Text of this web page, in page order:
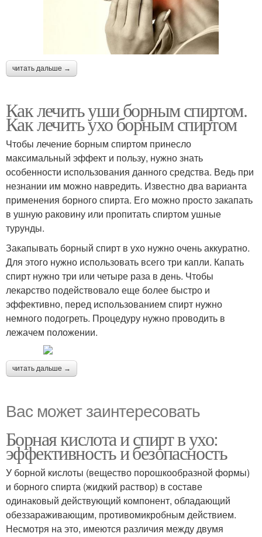
читать дальше →
Как лечить уши борным спиртом.
Как лечить ухо борным спиртом
Чтобы лечение борным спиртом принесло
максимальный эффект и пользу, нужно знать
особенности использования данного средства. Ведь при
незнании им можно навредить. Известно два варианта
применения борного спирта. Его можно просто закапать
в ушную раковину или пропитать спиртом ушные
турунды.
Закапывать борный спирт в ухо нужно очень аккуратно.
Для этого нужно использовать всего три капли. Капать
спирт нужно три или четыре раза в день. Чтобы
лекарство подействовало еще более быстро и
эффективно, перед использованием спирт нужно
немного подогреть. Процедуру нужно проводить в
лежачем положении.
читать дальше →
Вас может заинтересовать
Борная кислота и спирт в ухо:
эффективность и безопасность
У борной кислоты (вещество порошкообразной формы)
и борного спирта (жидкий раствор) в составе
одинаковый действующий компонент, обладающий
обеззараживающим, противомикробным действием.
Несмотря на это, имеются различия между двумя